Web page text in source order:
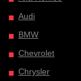
Audi
BMW
Chevrolet
Chrysler